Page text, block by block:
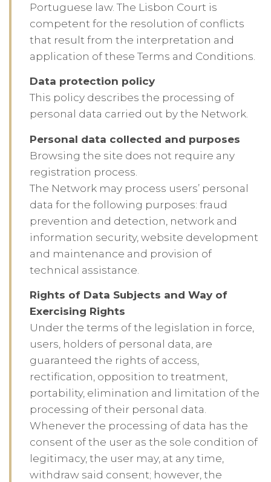
Portuguese law. The Lisbon Court is
competent for the resolution of conflicts
that result from the interpretation and
application of these Terms and Conditions.
Data protection policy
This policy describes the processing of
personal data carried out by the Network.
Personal data collected and purposes
Browsing the site does not require any
registration process.
The Network may process users’ personal
data for the following purposes: fraud
prevention and detection, network and
information security, website development
and maintenance and provision of
technical assistance.
Rights of Data Subjects and Way of
Exercising Rights
Under the terms of the legislation in force,
users, holders of personal data, are
guaranteed the rights of access,
rectification, opposition to treatment,
portability, elimination and limitation of the
processing of their personal data.
Whenever the processing of data has the
consent of the user as the sole condition of
legitimacy, the user may, at any time,
withdraw said consent; however, the